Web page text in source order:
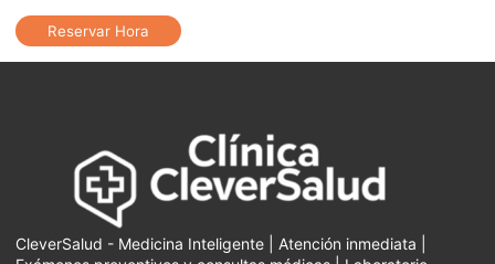
Reservar Hora
CleverSalud - Medicina Inteligente | Atención inmediata |